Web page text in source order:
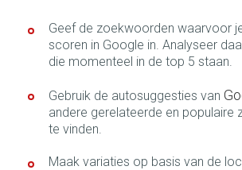
Geef de zoekwoorden waarvoor
scoren in Google in. Analyseer
die momenteel in de top 5 staan.
Gebruik de autosuggesties van
andere gerelateerde en populaire
te vinden.
Maak variaties op basis van de